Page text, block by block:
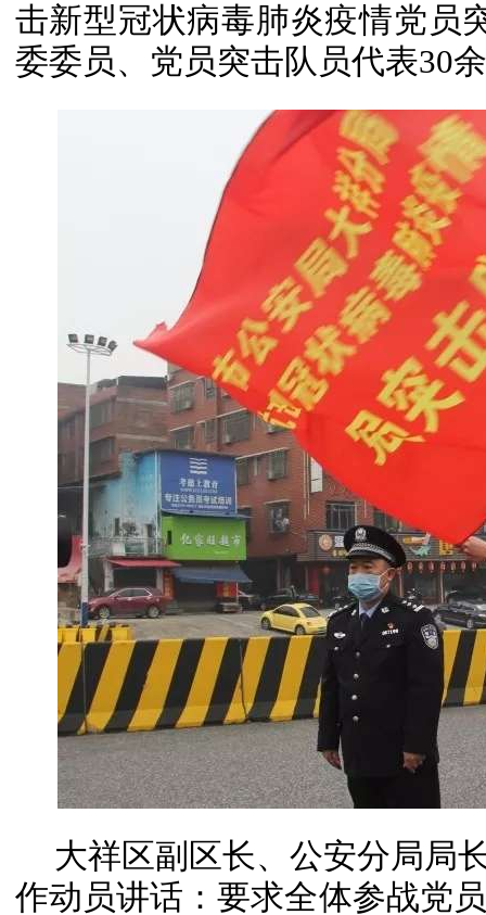
击新型冠状病毒肺炎疫情党员
委委员、党员突击队员代表30
大祥区副区长、公安分局局
作动员讲话：要求全体参战党